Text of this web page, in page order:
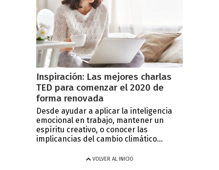
Inspiración: Las mejores charlas
TED para comenzar el 2020 de
forma renovada
Desde ayudar a aplicar la inteligencia
emocional en trabajo, mantener un
espíritu creativo, o conocer las
implicancias del cambio climático...
VOLVER AL INICIO